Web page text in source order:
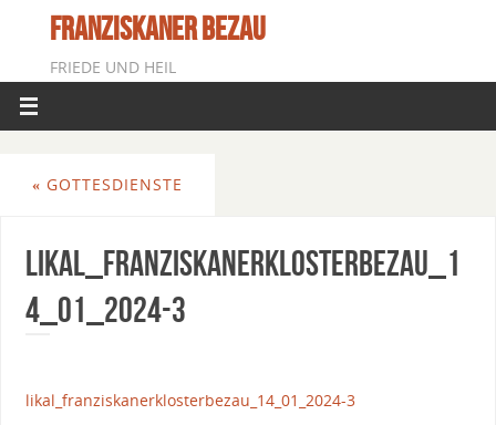
FRANZISKANER BEZAU
FRIEDE UND HEIL
« GOTTESDIENSTE
Likal_FranziskanerklosterBezau_1
4_01_2024-3
likal_franziskanerklosterbezau_14_01_2024-3